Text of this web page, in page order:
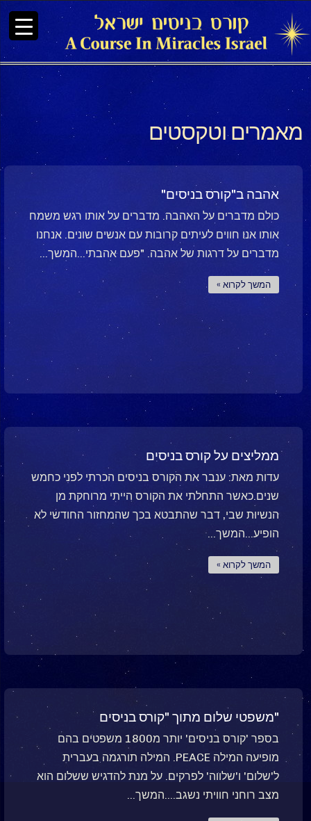
מאמרים וטקסטים
אהבה ב"קורס בניסים"
כולם מדברים על האהבה. מדברים על אותו רגש משמח
אותו אנו חווים לעיתים קרובות עם אנשים שונים. אנחנו
מדברים על דרגות של אהבה. "פעם אהבתי...המשך...
המשך לקרוא »
ממליצים על קורס בניסים
עדות מאת: ענבר את הקורס בניסים הכרתי לפני כחמש
שנים.כאשר התחלתי את הקורס הייתי מרוחקת מן
הנשיות שבי, דבר שהתבטא בכך שהמחזור החודשי לא
הופיע...המשך...
המשך לקרוא »
"משפטי שלום מתוך "קורס בניסים
בספר 'קורס בניסים' יותר מ1800 משפטים בהם
מופיעה המילה PEACE. המילה תורגמה בעברית
ל'שלום' ו'שלווה' לפרקים. על מנת להדגיש ששלום הוא
מצב רוחני חוויתי נשגב....המשך...